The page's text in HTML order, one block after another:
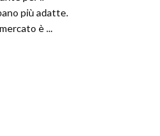
più adatte.
è ...